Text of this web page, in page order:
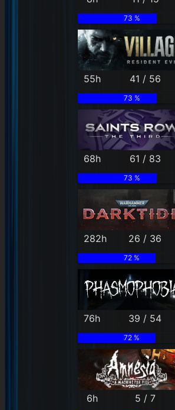
73 %
55h 41 / 56
73 %
68h 61 / 83
73 %
282h 26 / 36
72 %
76h 39 / 54
72 %
6h 5 / 7